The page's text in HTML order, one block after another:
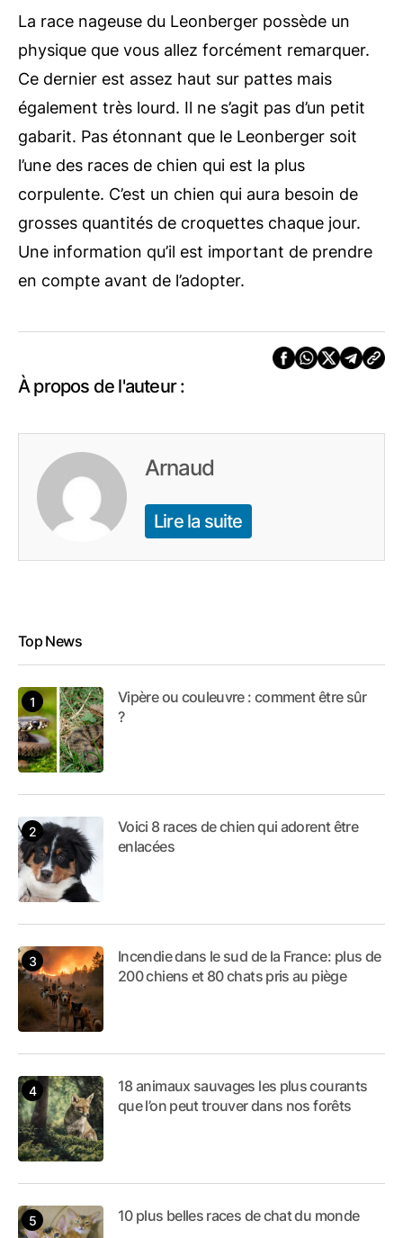
La race nageuse du Leonberger possède un
physique que vous allez forcément remarquer.
Ce dernier est assez haut sur pattes mais
également très lourd. Il ne s’agit pas d’un petit
gabarit. Pas étonnant que le Leonberger soit
l’une des races de chien qui est la plus
corpulente. C’est un chien qui aura besoin de
grosses quantités de croquettes chaque jour.
Une information qu’il est important de prendre
en compte avant de l’adopter.
À propos de l'auteur :
Arnaud
Lire la suite
Top News
Vipère ou couleuvre : comment être sûr
?
Voici 8 races de chien qui adorent être
enlacées
Incendie dans le sud de la France : plus de
200 chiens et 80 chats pris au piège
18 animaux sauvages les plus courants
que l’on peut trouver dans nos forêts
10 plus belles races de chat du monde